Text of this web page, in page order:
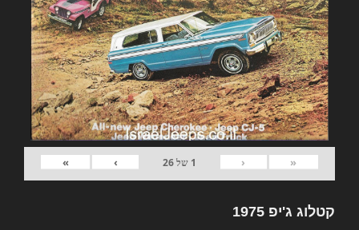
«
‹
1 של26
›
»
קטלוג ג'יפ 1975